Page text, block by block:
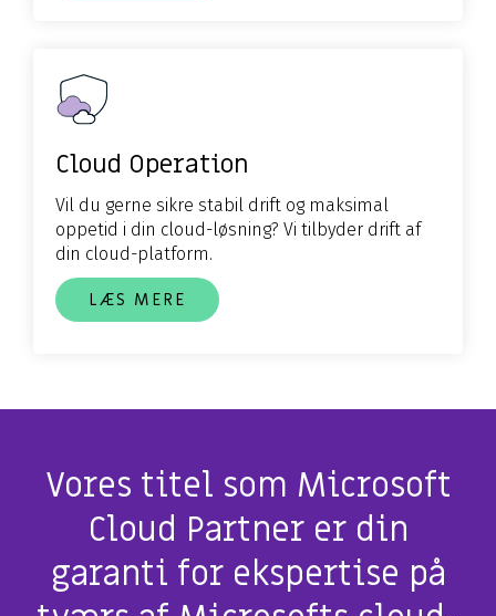
Cloud Operation
Vil du gerne sikre stabil drift og maksimal
oppetid i din cloud-løsning? Vi tilbyder drift af
din cloud-platform.
LÆS MERE
Vores titel som Microsoft
Cloud Partner er din
garanti for ekspertise på